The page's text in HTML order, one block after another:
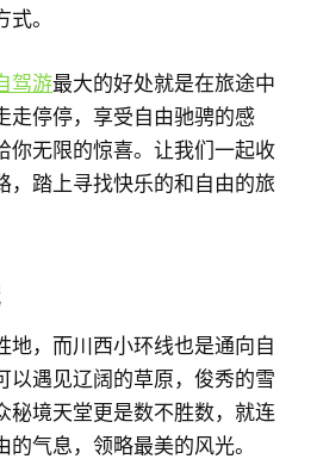
。
驾游最大的好处就是在旅途中
走停停，享受自由驰骋的感
你无限的惊喜。让我们一起收
，踏上寻找快乐的和自由的旅
地，而川西小环线也是通向自
以遇见辽阔的草原，俊秀的雪
秘境天堂更是数不胜数，就连
气息，领略最美的风光。